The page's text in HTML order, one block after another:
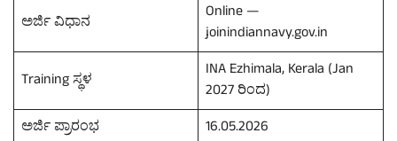
ಅರ್ಜಿ ವಿಧಾನ
Online —
joinindiannavy.gov.in
Training ಸ್ಥಳ
INA Ezhimala, Kerala (Jan
2027 ರಿಂದ)
ಅರ್ಜಿ ಪ್ರಾರಂಭ
16.05.2026